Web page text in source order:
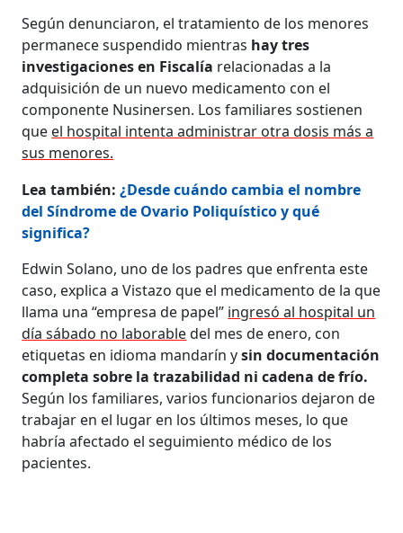
Según denunciaron, el tratamiento de los menores
permanece suspendido mientras hay tres
investigaciones en Fiscalía relacionadas a la
adquisición de un nuevo medicamento con el
componente Nusinersen. Los familiares sostienen
que el hospital intenta administrar otra dosis más a
sus menores.
Lea también: ¿Desde cuándo cambia el nombre
del Síndrome de Ovario Poliquístico y qué
significa?
Edwin Solano, uno de los padres que enfrenta este
caso, explica a Vistazo que el medicamento de la que
llama una “empresa de papel” ingresó al hospital un
día sábado no laborabledel mes de enero, con
etiquetas en idioma mandarín ysin documentación
completa sobre la trazabilidad ni cadena de frío.
Según los familiares, varios funcionarios dejaron de
trabajar en el lugar en los últimos meses, lo que
habría afectado el seguimiento médico de los
pacientes.